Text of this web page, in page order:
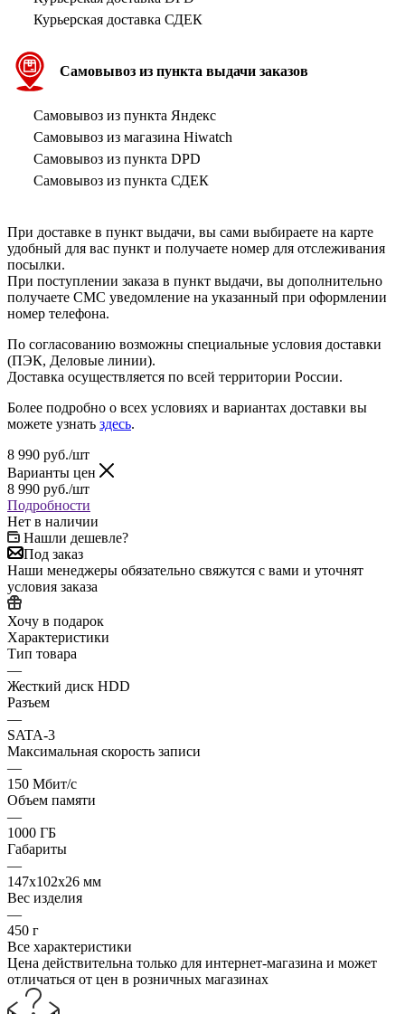
Курьерская доставка СДЕК
Самовывоз из пункта выдачи заказов
Самовывоз из пункта Яндекс
Самовывоз из магазина Hiwatch
Самовывоз из пункта DPD
Самовывоз из пункта СДЕК
При доставке в пункт выдачи, вы сами выбираете на карте
удобный для вас пункт и получаете номер для отслеживания
посылки.
При поступлении заказа в пункт выдачи, вы дополнительно
получаете СМС уведомление на указанный при оформлении
номер телефона.
По согласованию возможны специальные условия доставки
(ПЭК, Деловые линии).
Доставка осуществляется по всей территории России.
Более подробно о всех условиях и вариантах доставки вы
можете узнать здесь.
8 990 руб./шт
Варианты цен
8 990 руб./шт
Подробности
Нет в наличии
Нашли дешевле?
Под заказ
Наши менеджеры обязательно свяжутся с вами и уточнят
условия заказа
Хочу в подарок
Характеристики
Тип товара
—
Жесткий диск HDD
Разъем
—
SATA-3
Максимальная скорость записи
—
150 Мбит/с
Объем памяти
—
1000 ГБ
Габариты
—
147x102x26 мм
Вес изделия
—
450 г
Все характеристики
Цена действительна только для интернет-магазина и может
отличаться от цен в розничных магазинах